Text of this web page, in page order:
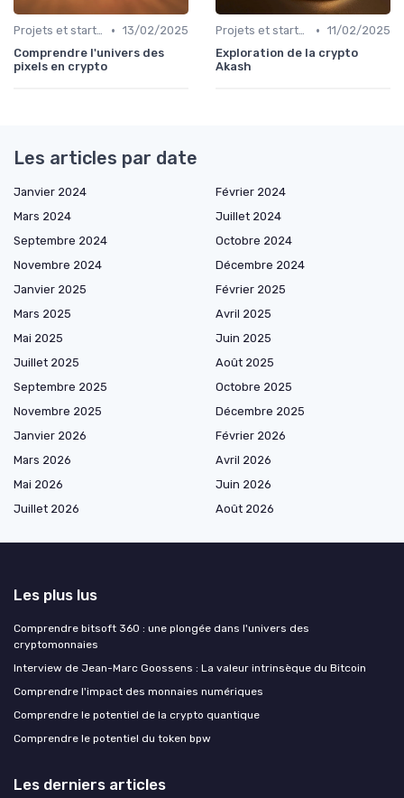
Projets et start-ups basés sur les cryptos • 13/02/2025
Comprendre l'univers des
pixels en crypto
Projets et start-ups basés sur les cryptos • 11/02/2025
Exploration de la crypto
Akash
Les articles par date
Janvier 2024
Février 2024
Mars 2024
Juillet 2024
Septembre 2024
Octobre 2024
Novembre 2024
Décembre 2024
Janvier 2025
Février 2025
Mars 2025
Avril 2025
Mai 2025
Juin 2025
Juillet 2025
Août 2025
Septembre 2025
Octobre 2025
Novembre 2025
Décembre 2025
Janvier 2026
Février 2026
Mars 2026
Avril 2026
Mai 2026
Juin 2026
Juillet 2026
Août 2026
Les plus lus
Comprendre bitsoft 360 : une plongée dans l'univers des
cryptomonnaies
Interview de Jean-Marc Goossens : La valeur intrinsèque du Bitcoin
Comprendre l'impact des monnaies numériques
Comprendre le potentiel de la crypto quantique
Comprendre le potentiel du token bpw
Les derniers articles